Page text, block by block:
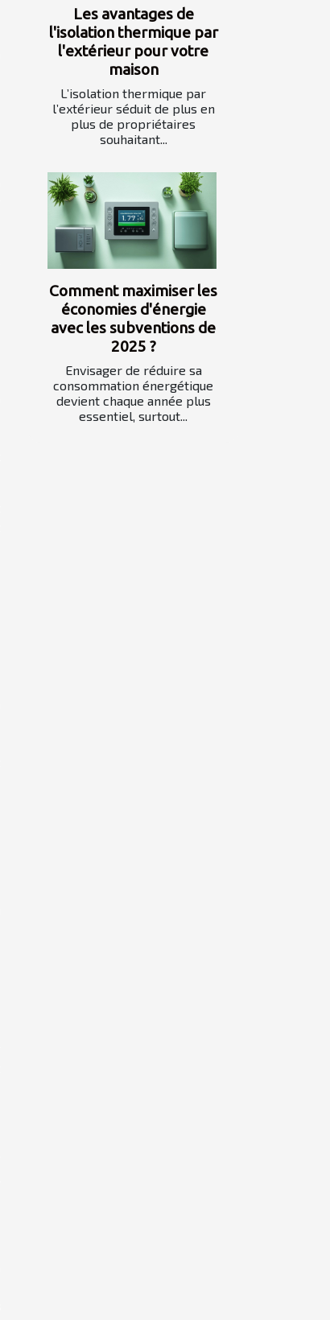
Les avantages de
l'isolation thermique par
l'extérieur pour votre
maison
L’isolation thermique par
l’extérieur séduit de plus en
plus de propriétaires
souhaitant...
Comment maximiser les
économies d'énergie
avec les subventions de
2025 ?
Envisager de réduire sa
consommation énergétique
devient chaque année plus
essentiel, surtout...